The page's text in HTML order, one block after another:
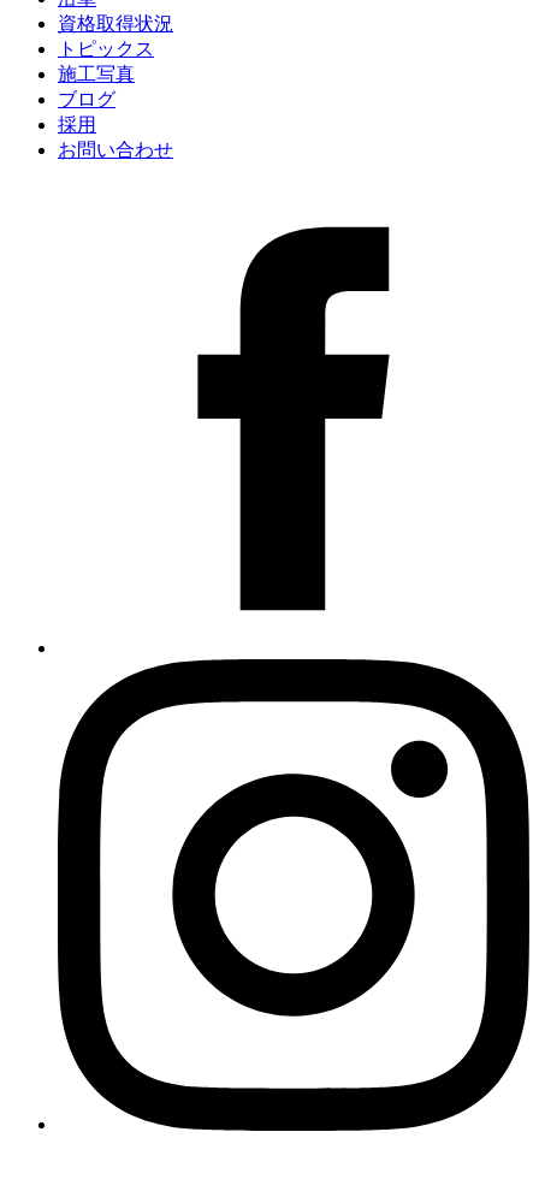
資格取得状況
トピックス
施工写真
ブログ
採用
お問い合わせ